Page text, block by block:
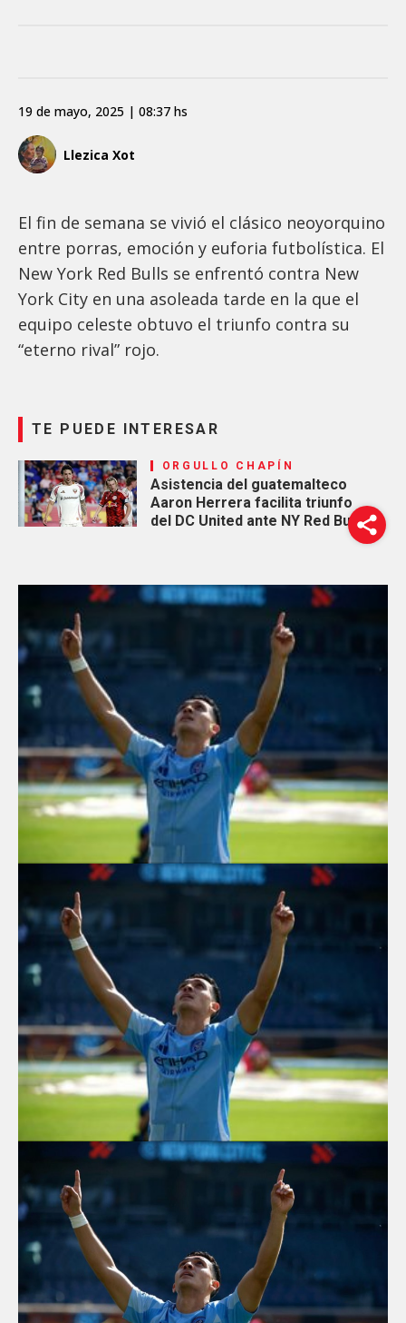
Llezica Xot
19 de mayo, 2025 | 08:37 hs
El fin de semana se vivió el clásico neoyorquino
entre porras, emoción y euforia futbolística. El
New York Red Bulls se enfrentó contra New
York City en una asoleada tarde en la que el
equipo celeste obtuvo el triunfo contra su
“eterno rival” rojo.
TE PUEDE INTERESAR
ORGULLO CHAPÍN
Asistencia del guatemalteco
Aaron Herrera facilita triunfo
del DC United ante NY Red Bulls